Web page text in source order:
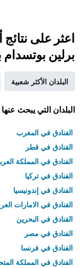
اعثر على
برلين بوتسدام
البلدان الأكثر شعبية
البلدان التي يبحث
الفنادق في المغرب
الفنادق في قطر
الفنادق في المملكة
الفنادق في تركيا
الفنادق في إندونيسيا
الفنادق في الامارات
الفنادق في البحرين
الفنادق في مصر
الفنادق في فرنسا
الفنادق في المملكة